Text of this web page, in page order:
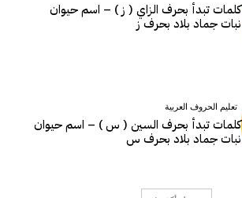
كلمات تبدأ بحرف الزاي ( ز ) – اسم حيوان
نبات جماد بلاد بحرف ز
تعليم الحروف العربية
كلمات تبدأ بحرف السين ( س ) – اسم حيوان
نبات جماد بلاد بحرف س